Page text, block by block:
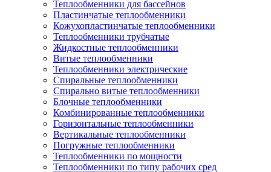
Теплообменники для бассейнов
Пластинчатые теплообменники
Кожухопластинчатые теплообменники
Теплообменники трубчатые
Жидкостные теплообменники
Витые теплообменники
Теплообменники электрические
Спиральные теплообменники
Спирально витые теплообменники
Блочные теплообменники
Комбинированные теплообменники
Горизонтальные теплообменники
Вертикальные теплообменники
Погружные теплообменники
Теплообменники по мощности
Теплообменники по типу рабочих сред